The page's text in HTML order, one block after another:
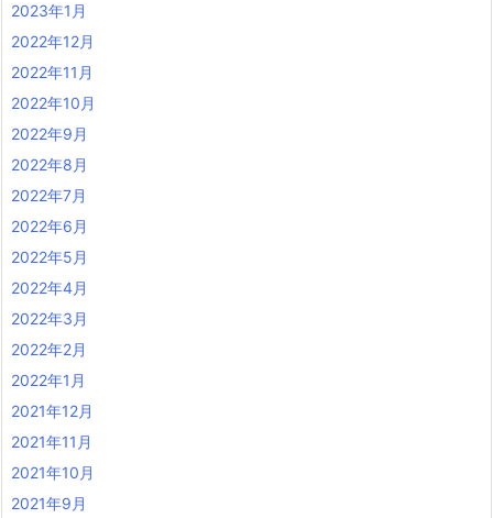
2023年1月
2022年12月
2022年11月
2022年10月
2022年9月
2022年8月
2022年7月
2022年6月
2022年5月
2022年4月
2022年3月
2022年2月
2022年1月
2021年12月
2021年11月
2021年10月
2021年9月